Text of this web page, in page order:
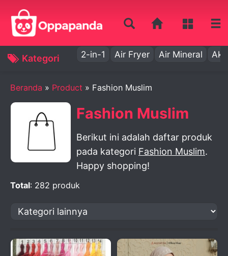
Kategori 2-in-1 Air Fryer Air Mineral Aki
Beranda » Product » Fashion Muslim
Fashion Muslim
Berikut ini adalah daftar produk
pada kategori Fashion Muslim.
Happy shopping!
Total: 282 produk